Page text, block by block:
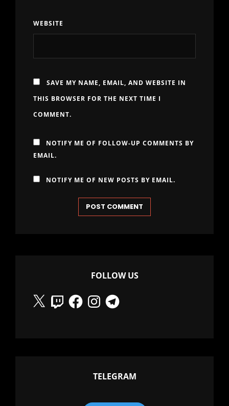
WEBSITE
SAVE MY NAME, EMAIL, AND WEBSITE IN
THIS BROWSER FOR THE NEXT TIME I
COMMENT.
NOTIFY ME OF FOLLOW-UP COMMENTS BY
EMAIL.
NOTIFY ME OF NEW POSTS BY EMAIL.
FOLLOW US
X
TwitchFacebookInstagramTelegram
TELEGRAM